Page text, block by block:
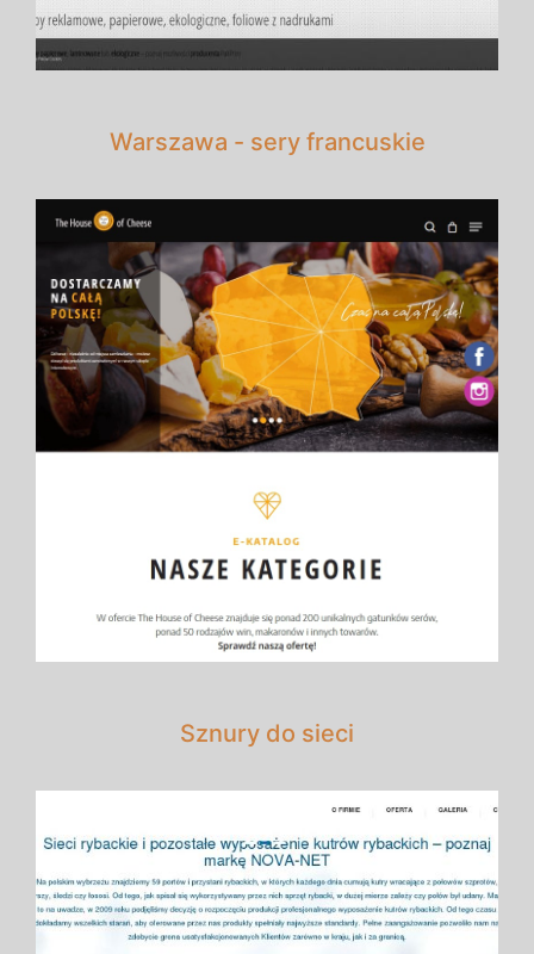
Warszawa - sery francuskie
Sznury do sieci